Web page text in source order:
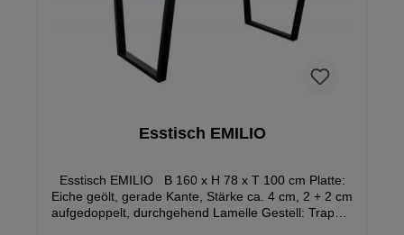
Esstisch EMILIO
Esstisch EMILIO B 160 x H 78 x T 100 cm Platte:
Eiche geölt, gerade Kante, Stärke ca. 4 cm, 2 + 2 cm
aufgedoppelt, durchgehend Lamelle Gestell: Trapez-